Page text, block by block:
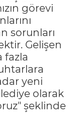
görevi
sorunları
Gelişen
fazla
yeni
olarak
şeklinde